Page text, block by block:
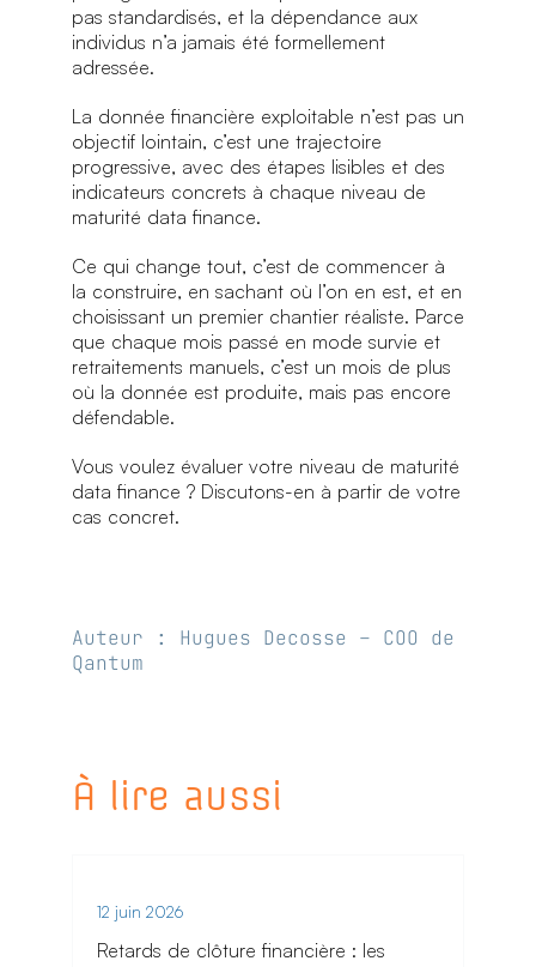
pas standardisés, et la dépendance aux
individus n’a jamais été formellement
adressée.
La donnée financière exploitable n’est pas un
objectif lointain, c’est une trajectoire
progressive, avec des étapes lisibles et des
indicateurs concrets à chaque niveau de
maturité data finance.
Ce qui change tout, c’est de commencer à
la construire, en sachant où l’on en est, et en
choisissant un premier chantier réaliste. Parce
que chaque mois passé en mode survie et
retraitements manuels, c’est un mois de plus
où la donnée est produite, mais pas encore
défendable.
Vous voulez évaluer votre niveau de maturité
data finance ? Discutons-en à partir de votre
cas concret.
Auteur : Hugues Decosse – COO de
Qantum
À lire aussi
12 juin 2026
Retards de clôture financière : les